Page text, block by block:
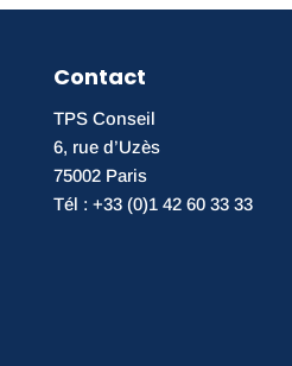
Contact
TPS Conseil
6, rue d’Uzès
75002 Paris
Tél : +33 (0)1 42 60 33 33